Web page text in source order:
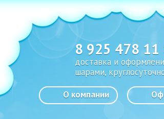
8 925 478 11
доставка и
шарами,
О компании